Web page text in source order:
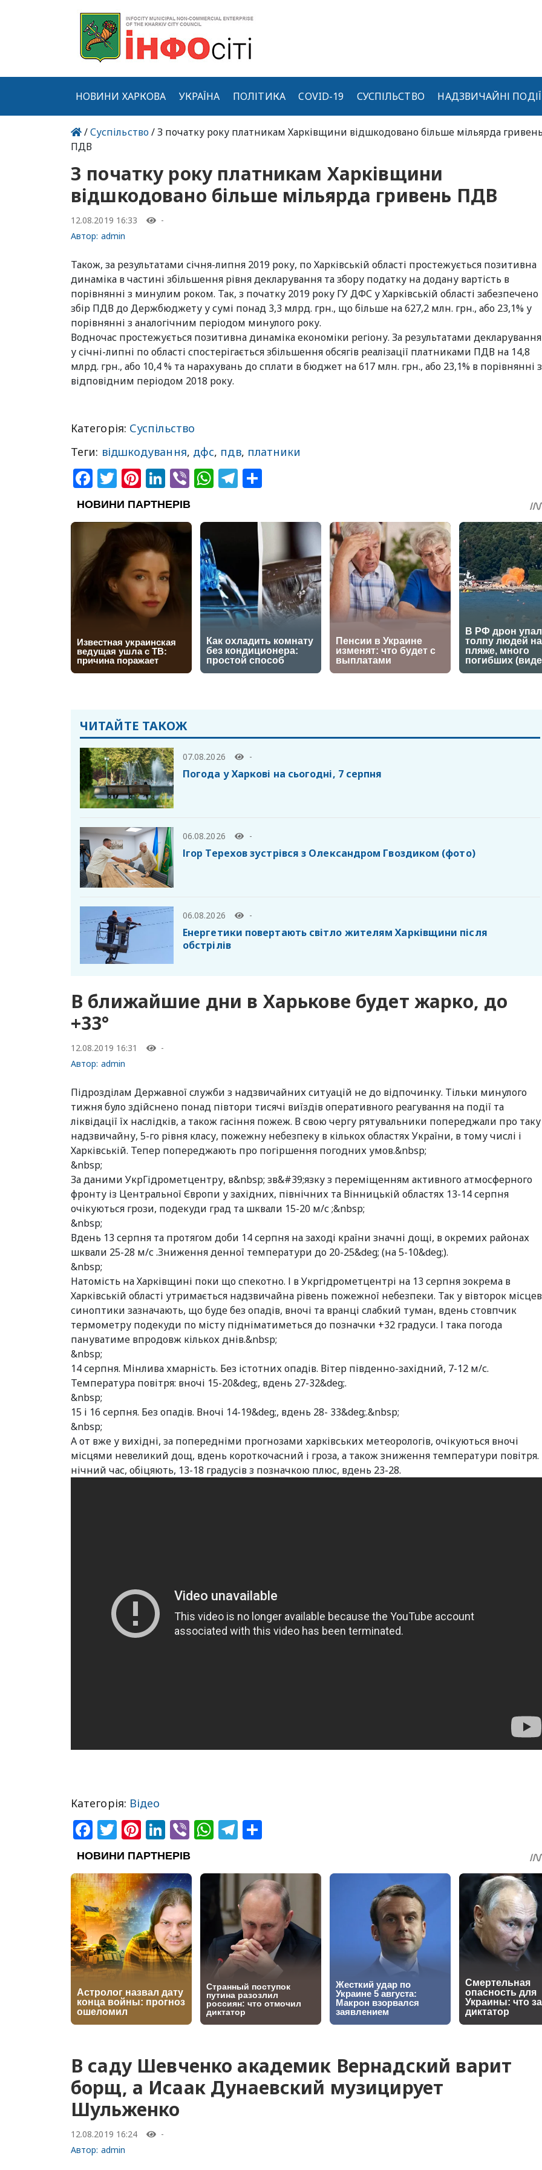
НОВИНИ ХАРКОВА УКРАЇНА ПОЛІТИКА COVID-19 СУСПІЛЬСТВО НАДЗВИЧАЙНІ ПОДІЇ
/Суспільство/ З початку року платникам Харківщини відшкодовано більше мільярда
ПДВ
З початку року платникам Харківщини
відшкодовано більше мільярда гривень ПДВ
12.08.2019 16:33
-
Автор: admin
Також, за результатами січня-липня 2019 року, по Харківській області простежується позитивна
динаміка в частині збільшення рівня декларування та збору податку на додану вартість в
порівнянні з минулим роком. Так, з початку 2019 року ГУ ДФС у Харківській області забезпечено
збір ПДВ до Держбюджету у сумі понад 3,3 млрд. грн., що більше на 627,2 млн. грн., або 23,1% у
порівнянні з аналогічним періодом минулого року.
Водночас простежується позитивна динаміка економіки регіону. За результатами декларування
у січні-липні по області спостерігається збільшення обсягів реалізації платниками ПДВ на 14,8
млрд. грн., або 10,4 % та нарахувань до сплати в бюджет на 617 млн. грн., або 23,1% в порівнянні з
відповідним періодом 2018 року.
Категорія: Суспільство
Теги: відшкодування, дфс, пдв, платники
Facebook
Twitter
Pinterest
LinkedIn
ViberWhatsApp
Telegram
ЧИТАЙТЕ ТАКОЖ
07.08.2026 -
Погода у Харкові на сьогодні, 7 серпня
06.08.2026 -
Ігор Терехов зустрівся з Олександром Гвоздиком (фото)
06.08.2026 -
Енергетики повертають світло жителям Харківщини після
обстрілів
В ближайшие дни в Харькове будет жарко, до
+33°
12.08.2019 16:31
-
Автор: admin
Підрозділам Державної служби з надзвичайних ситуацій не до відпочинку. Тільки минулого
тижня було здійснено понад півтори тисячі виїздів оперативного реагування на події та
ліквідації їх наслідків, а також гасіння пожеж. В свою чергу рятувальники попереджали про таку
надзвичайну, 5-го рівня класу, пожежну небезпеку в кількох областях України, в тому числі і
Харківській. Тепер попереджають про погіршення погодних умов.&nbsp;
&nbsp;
За даними УкрГідрометцентру, в&nbsp; зв&#39;язку з переміщенням активного атмосферного
фронту із Центральної Європи у західних, північних та Вінницькій областях 13-14 серпня
очікуються грози, подекуди град та шквали 15-20 м/с ;&nbsp;
&nbsp;
Вдень 13 серпня та протягом доби 14 серпня на заході країни значні дощі, в окремих районах
шквали 25-28 м/с .Зниження денної температури до 20-25&deg; (на 5-10&deg;).
&nbsp;
Натомість на Харківщині поки що спекотно. І в Укргідрометцентрі на 13 серпня зокрема в
Харківській області утримається надзвичайна рівень пожежної небезпеки. Так у вівторок
синоптики зазначають, що буде без опадів, вночі та вранці слабкий туман, вдень стовпчик
термометру подекуди по місту підніматиметься до позначки +32 градуси. І така погода
пануватиме впродовж кількох днів.&nbsp;
&nbsp;
14 серпня. Мінлива хмарність. Без істотних опадів. Вітер південно-західний, 7-12 м/с.
Температура повітря: вночі 15-20&deg;, вдень 27-32&deg;.
&nbsp;
15 і 16 серпня. Без опадів. Вночі 14-19&deg;, вдень 28- 33&deg;.&nbsp;
&nbsp;
А от вже у вихідні, за попередніми прогнозами харківських метеорологів, очікуються вночі
місцями невеликий дощ, вдень короткочасний і гроза, а також зниження температури повітря.
нічний час, обіцяють, 13-18 градусів з позначкою плюс, вдень 23-28.
Категорія: Відео
Facebook
Twitter
Pinterest
LinkedIn
ViberWhatsApp
Telegram
В саду Шевченко академик Вернадский варит
борщ, а Исаак Дунаевский музицирует
Шульженко
12.08.2019 16:24
-
Автор: admin